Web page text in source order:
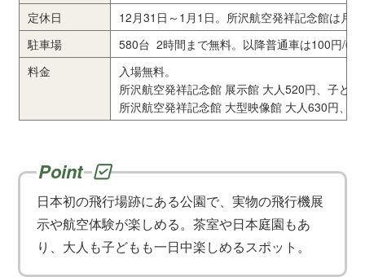
定休日
12月31日～1月1日。所沢航空発祥記念館は月
駐車場
580台 2時間まで無料。以降普通車は100円/60
料金
入場無料。
所沢航空発祥記念館 展示館 大人520円、子ど
所沢航空発祥記念館 大型映像館 大人630円、
日本初の飛行場跡にある公園で、実物の飛行機展
示や航空体験が楽しめる。茶室や日本庭園もあ
り、大人も子どもも一日中楽しめるスポット。